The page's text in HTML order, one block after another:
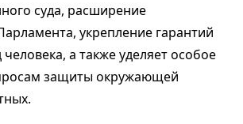
суда, расширение
укрепление гарантий
а также уделяет особое
защиты окружающей